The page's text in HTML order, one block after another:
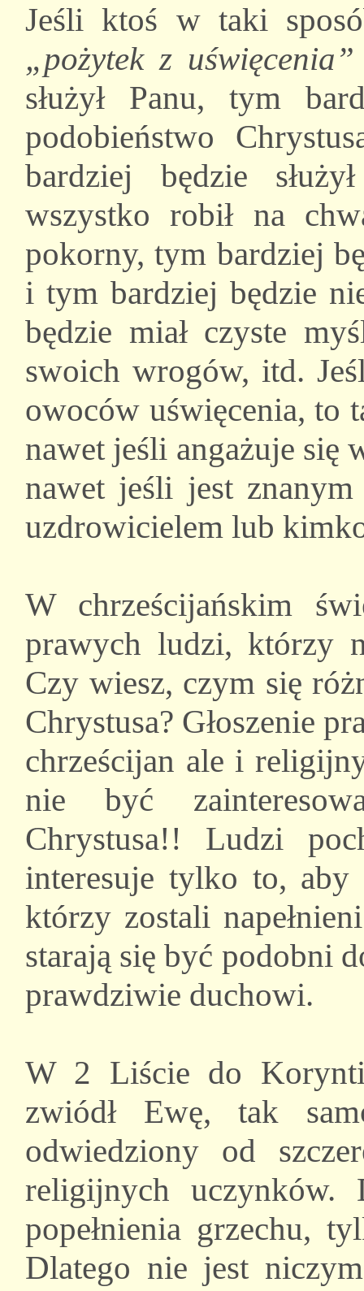
Jeśli ktoś w taki
„pożytek z
służył Panu, tym
podobieństwo
bardziej będzie
wszystko robił na
pokorny, tym bardziej
i tym bardziej będzie
będzie miał czyste
swoich wrogów, itd.
owoców uświęcenia, to
nawet jeśli angażuje się
nawet jeśli jest znanym
uzdrowicielem lub
W chrześcijańskim
prawych ludzi, którzy
Czy wiesz, czym się
Chrystusa? Głoszenie
chrześcijan ale i
nie być
Chrystusa!! Ludzi
interesuje tylko to,
którzy zostali
starają się być podobni
prawdziwie duchowi.
W 2 Liście do
zwiódł Ewę, tak
odwiedziony od
religijnych uczynków.
popełnienia grzechu,
Dlatego nie jest